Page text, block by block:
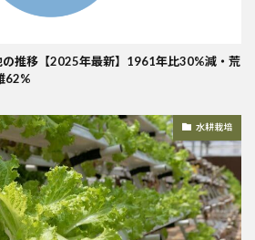
の推移【2025年最新】1961年比30%減・荒
62%
水耕栽培